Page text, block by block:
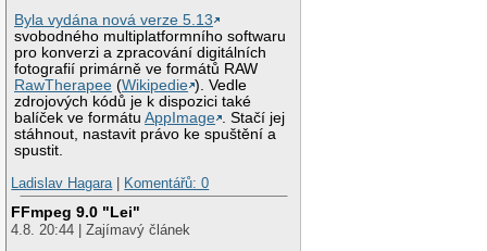
Byla vydána nová verze 5.13
svobodného multiplatformního softwaru
pro konverzi a zpracování digitálních
fotografií primárně ve formátů RAW
RawTherapee (Wikipedie ). Vedle
zdrojových kódů je k dispozici také
balíček ve formátuAppImage . Stačí jej
stáhnout, nastavit právo ke spuštění a
spustit.
Ladislav Hagara| Komentářů: 0
FFmpeg 9.0 "Lei"
4.8. 20:44 | Zajímavý článek